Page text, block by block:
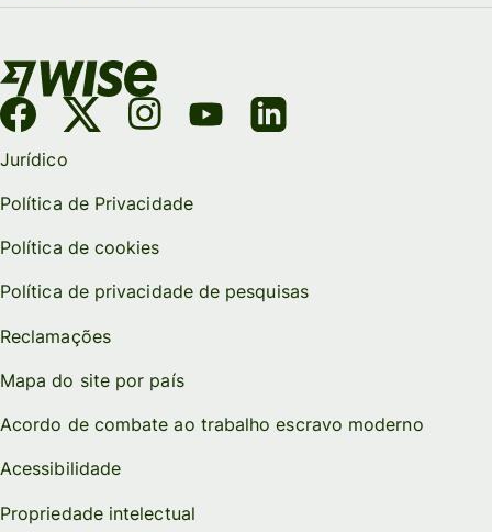
Jurídico
Política de Privacidade
Política de cookies
Política de privacidade de pesquisas
Reclamações
Mapa do site por país
Acordo de combate ao trabalho escravo moderno
Acessibilidade
Propriedade intelectual